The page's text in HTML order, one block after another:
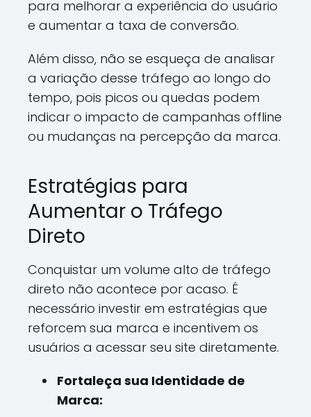
para melhorar a experiência do usuário
e aumentar a taxa de conversão.
Além disso, não se esqueça de analisar
a variação desse tráfego ao longo do
tempo, pois picos ou quedas podem
indicar o impacto de campanhas offline
ou mudanças na percepção da marca.
Estratégias para
Aumentar o Tráfego
Direto
Conquistar um volume alto de tráfego
direto não acontece por acaso. É
necessário investir em estratégias que
reforcem sua marca e incentivem os
usuários a acessar seu site diretamente.
Fortaleça sua Identidade de
Marca: